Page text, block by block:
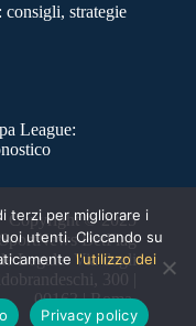
consigli, strategie
League:
Copyright © 2025
SportNews BetFlag
Legale: Via degli
300 |
00163 | Roma
terzi per migliorare i
utenti. Cliccando su
l'utilizzo dei
Privacy policy